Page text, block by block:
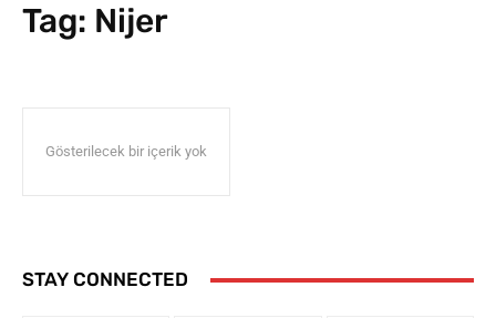
Tag: Nijer
Gösterilecek bir içerik yok
STAY CONNECTED